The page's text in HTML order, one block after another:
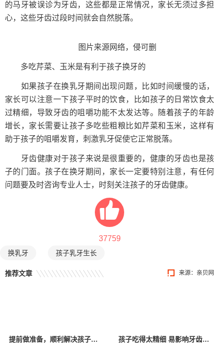
的马牙被误诊为牙齿，这些都是正常情况，家长无须过多担
心，这些牙齿过段时间就会自然脱落。
​​​​​​​图片来源网络，侵可删
多吃芹菜、玉米是有利于孩子换牙的
如果孩子在换乳牙期间出现问题，比如时间缓慢的话，
家长可以注意一下孩子平时的饮食，比如孩子的日常饮食太
过精细，导致牙齿的咀嚼功能不太发达等。随着孩子的年龄
增长，家长需要让孩子多吃些粗粮比如芹菜和玉米，这样有
助于孩子的咀嚼发育，刺激乳牙促使它正常脱落。
牙齿健康对于孩子来说是很重要的，健康的牙齿也是孩
子的门面。孩子在换牙期间，家长一定要特别注意，有任何
问题要及时咨询专业人士，时刻关注孩子的牙齿健康。
37759
换乳牙 孩子乳牙生长
来源： 亲贝网
推荐文章
提前做准备，顺利解决孩子换牙烦恼 孩子吃得太精细 易影响牙齿生长